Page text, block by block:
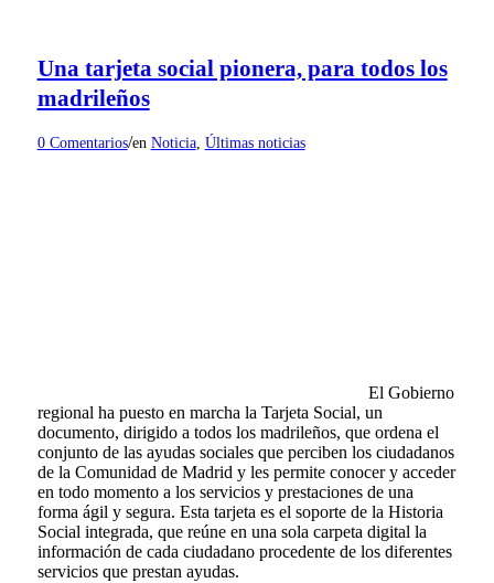
Una tarjeta social pionera, para todos los
madrileños
0 Comentarios/en Noticia, Últimas noticias
El Gobierno
regional ha puesto en marcha la Tarjeta Social, un
documento, dirigido a todos los madrileños, que ordena el
conjunto de las ayudas sociales que perciben los ciudadanos
de la Comunidad de Madrid y les permite conocer y acceder
en todo momento a los servicios y prestaciones de una
forma ágil y segura. Esta tarjeta es el soporte de la Historia
Social integrada, que reúne en una sola carpeta digital la
información de cada ciudadano procedente de los diferentes
servicios que prestan ayudas.